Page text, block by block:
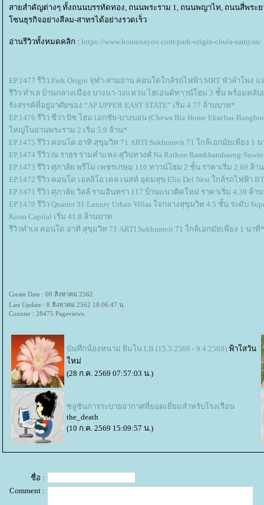
สายสำคัญต่างๆ ทั้งถนนบรรทัดทอง, ถนนพระราม 1, ถนนพญาไท, ถนนสี่พระ
ซนธุรกิจอย่างสีลม-สาทรได้อย่างรวดเร็ว
อ่านรีวิวทั้งหมดคลิก : https://www.homenayoo.com/park-origin-chula-samyan/
EP.1477 รีวิว Park Origin จุฬา-สามย่าน คอนโดใกล้รถไฟฟ้า MRT หัวลำโพง
รีวิว ทำเล บ้านกลางเมือง บางนา-วงแหวน ไฮเอนด์ทาวน์โฮม 3 ชั้น พร้อมคลั
รังสรรค์ที่อยู่อาศัยของ “AP UPPER EAST STATE” เริ่ม 4.77 ล้านบาท*
EP.1476 รีวิว ชีวา บิซ โฮม เอกชัย-บางบอน (Chewa Biz Home Ekachai-
หญ่ในย่านพระราม 2 เริ่ม 5.9 ล้าน*
EP.1475 รีวิว คอนโด อาทิ สุขุมวิท 71 ARTI Sukhumvit 71 ใกล้เอกมัยเพียง 1
EP.1474 รีวิว ณ ราธร รามคำแหง-สุวินทวงศ์ Na Rathon Ramkhamhaeng-
EP.1473 รีวิว ศุภาลัย พรีโม่ เพชรเกษม 110 ทาวน์โฮม 2 ชั้น ราคาเริ่ม 2.69 ล้า
EP.1472 รีวิว คอนโด เอลลิโอ เดล เนสท์ อุดมสุข Elio Del Nest ใกล้รถไฟฟ้า
EP.1471 รีวิว ศุภาลัย วิลล์ รามอินทรา 117 บ้านแนวคิดใหม่ ราคาเริ่ม 4.39 ล้า
EP.1470 รีวิว Quarter 31 Luxury Urban Villas ใจกลางสุขุมวิท 4.5 ชั้น ระดับ
Koon Capital เริ่ม 41.8 ล้านบาท
รีวิวทำเล คอนโด อาทิ สุขุมวิท 71 ARTI Sukhumvit 71 ใกล้เอกมัยเพียง 1 นาที*
Create Date : 08 สิงหาคม 2562
Last Update : 8 สิงหาคม 2562 18:06:47 น.
Counter : 28475 Pageviews.
บันทึกน้องหนาม ยิมโน LB (15.3.2569 - 9.4.2569) ฟ้าใสวัน
หม่
(28 ก.ค. 2569 07:57:03 น.)
ซลูชันการระบายอากาศที่ยอดเยี่ยมสำหรับโรงเรือน
the_death
(10 ก.ค. 2569 15:09:57 น.)
ชื่อ :
Comment :